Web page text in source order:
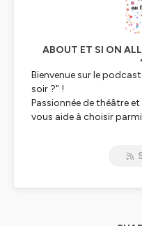
ABOUT ET SI ON
Bienvenue sur le
soir ?" !
Passionnée de théâtre
vous aide à choisir
Dans chaque épisode,